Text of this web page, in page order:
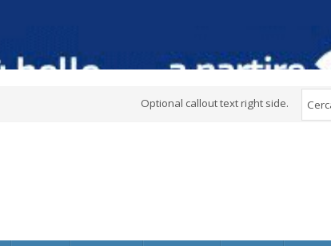
Optional callout text right side.